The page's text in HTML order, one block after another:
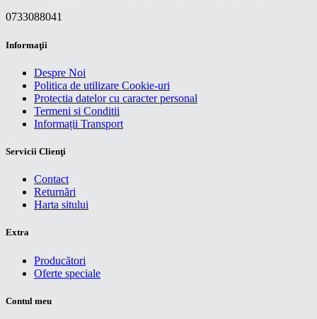
0733088041
Informaţii
Despre Noi
Politica de utilizare Cookie-uri
Protectia datelor cu caracter personal
Termeni si Conditii
Informații Transport
Servicii Clienţi
Contact
Returnări
Harta sitului
Extra
Producători
Oferte speciale
Contul meu